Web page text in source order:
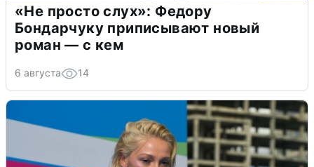
«Не просто слух»: Федору
Бондарчуку приписывают новый
роман — с кем
6 августа 14